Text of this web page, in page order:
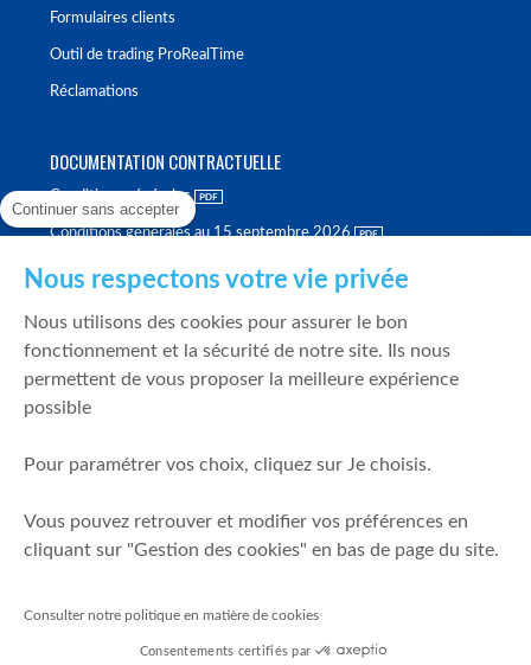
Formulaires clients
Outil de trading ProRealTime
Réclamations
DOCUMENTATION CONTRACTUELLE
Conditions générales
Conditions générales au 15 septembre 2026
Politique de meilleure sélection
Politique de durabilité
Fonds de garantie des dépôts et de résolution
Mentions légales
Prévention de la fraude
Continuer sans accepter
Nous respectons votre vie privée
Nous utilisons des cookies pour assurer le bon
fonctionnement et la sécurité de notre site. Ils nous
permettent de vous proposer la meilleure expérience
possible
Pour paramétrer vos choix, cliquez sur Je choisis.
Vous pouvez retrouver et modifier vos préférences en
cliquant sur "Gestion des cookies" en bas de page du site.
Consulter notre politique en matière de cookies
Consentements certifiés par